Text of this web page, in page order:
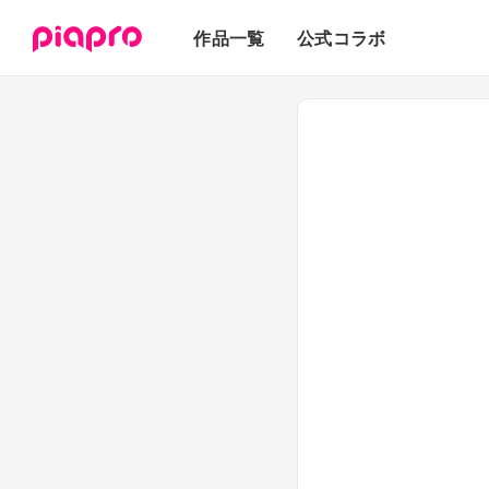
作品一覧
3Dモデル
公式コラボ